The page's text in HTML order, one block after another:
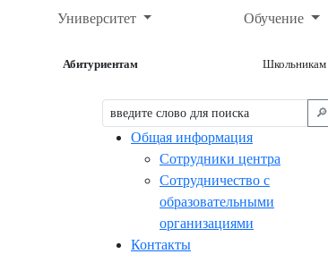
Университет Обучение
Абитуриентам Школьникам
🔎︎
Общая информация
Сотрудники центра
Сотрудничество с
образовательными
организациями
Контакты